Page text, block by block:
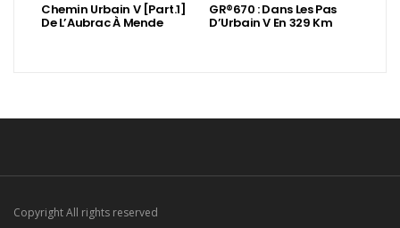
Chemin Urbain V [Part.1]
De L’Aubrac À Mende
GR®670 : Dans Les Pas
D’Urbain V En 329 Km
Copyright All rights reserved